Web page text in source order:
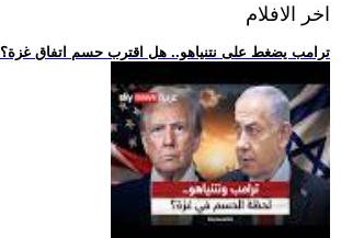
اخر الافلام
.. ترامب يضغط على نتنياهو.. هل اقترب حسم اتفاق غزة؟